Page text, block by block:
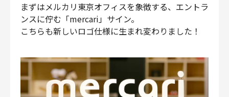
まずはメルカリ東京オフィスを象徴する、エントラ
ンスに佇む「mercari」サイン。
こちらも新しいロゴ仕様に生まれ変わりました！